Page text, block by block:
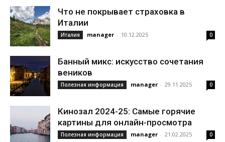
Что не покрывает страховка в
Италии
Италия manager - 10.12.2025 0
Банный микс: искусство сочетания
веников
Полезная информация manager - 29.11.2025 0
Кинозал 2024-25: Самые горячие
картины для онлайн-просмотра
Полезная информация manager - 21.02.2025 0